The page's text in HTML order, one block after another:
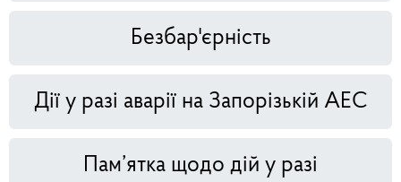
Безбар'єрність
Дії у разі аварії на Запорізькій АЕС
Пам’ятка щодо дій у разі